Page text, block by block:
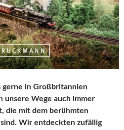
gerne in Großbritannien
unsere Wege auch immer
die mit dem berühmten
Wir entdeckten zufällig